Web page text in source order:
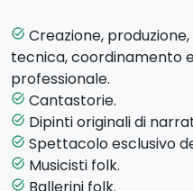
loro riceverà un
per una breve attività di
ghiaccio): diretti da un
inizieranno a suonare e,
impareranno a suonare!
È finalmente giunto il
cena...ogni portata verrà
task_alt Creazione,
tecnica, coordinamento
professionale.
task_alt Cantastorie.
task_alt Dipinti originali di
task_alt Spettacolo esclusivo
task_alt Musicisti folk.
task_alt Ballerini folk.